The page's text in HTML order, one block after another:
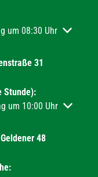
um 08:30 Uhr
31
Stunde):
um 10:00 Uhr
48